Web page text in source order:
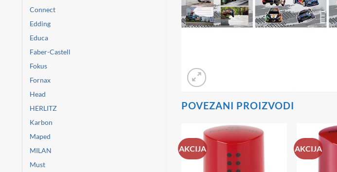
Connect
Edding
Educa
Faber-Castell
Fokus
Fornax
Head
HERLITZ
Karbon
Maped
MILAN
Must
POVEZANI PROIZVODI
AKCIJA AKCIJA
Dodaj